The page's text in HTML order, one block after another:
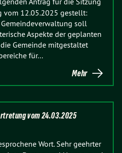
vom 12.05.2025 gestellt:
soll
Aspekte der geplanten
Gemeinde mitgestaltet
für…
Mehr
vom 24.03.2025
Wort. Sehr geehrter